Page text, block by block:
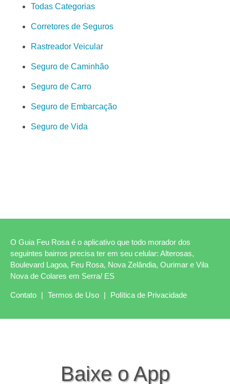
Todas Categorias
Corretores de Seguros
Rastreador Veicular
Seguro de Caminhão
Seguro de Carro
Seguro de Embarcação
Seguro de Vida
O Guia Feu Rosa é o aplicativo que todo morador dos
seguintes bairros precisa ter em seu celular: Alterosas,
Boulevard Lagoa, Feu Rosa, Nova Zelândia, Ourimar e Vila
Nova de Colares em Serra/ ES
Contato | Termos de Uso | Política de Privacidade
Baixe o App